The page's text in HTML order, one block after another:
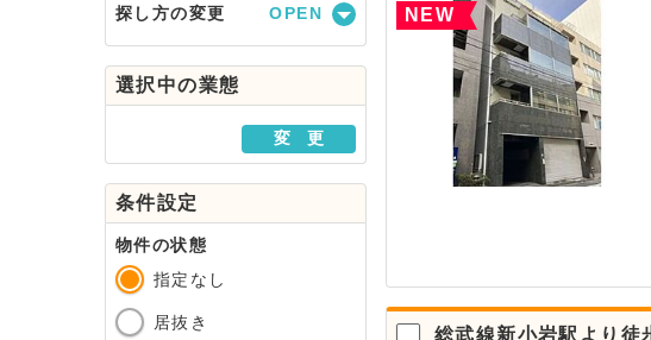
探し方の変更
駅・路線から探す
地域から探す
選択中の業態
変 更
条件設定
物件の状態
指定なし
居抜き
NEW
総武線新小岩駅より徒